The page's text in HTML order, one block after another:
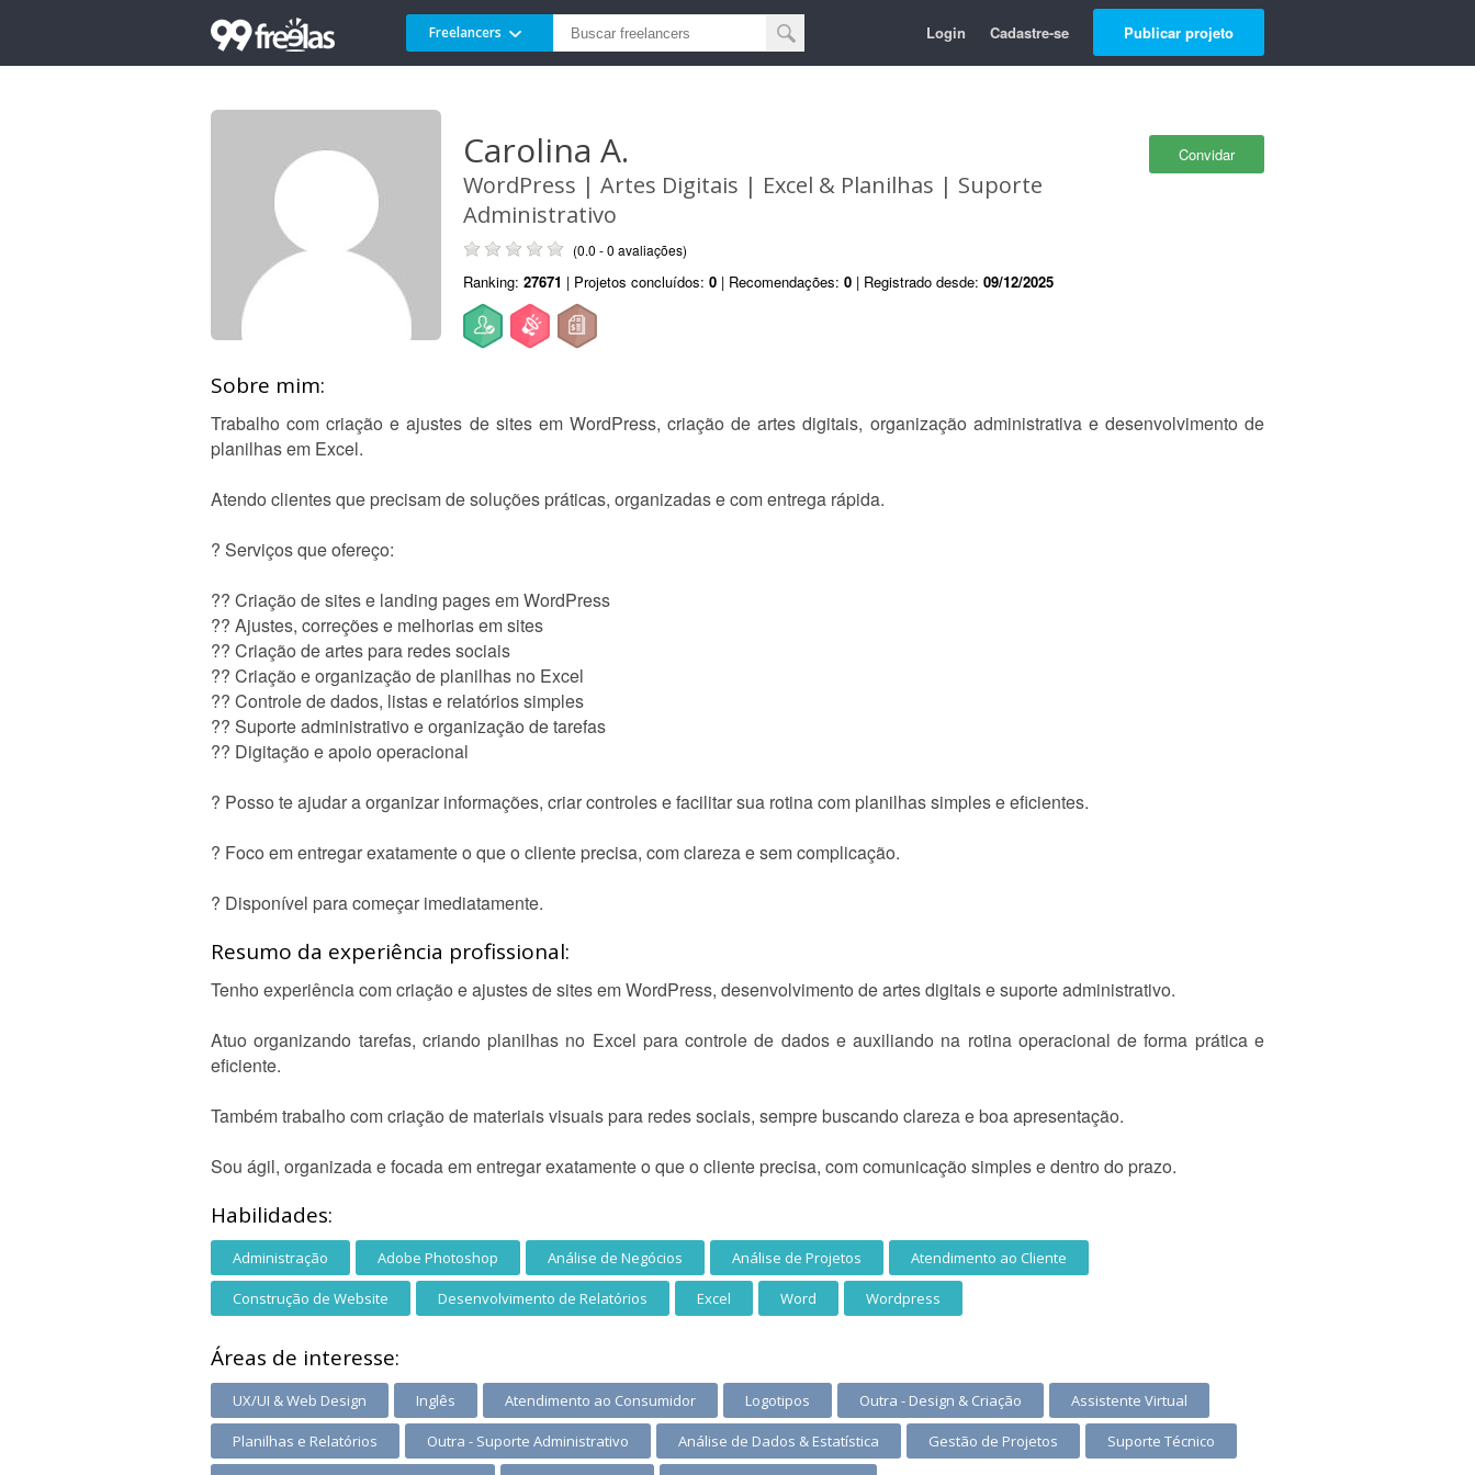
Freelancers Login Cadastre-se Publicar projeto
Convidar
Carolina A.
WordPress | Artes Digitais | Excel & Planilhas | Suporte
Administrativo
(0.0 - 0 avaliações)
Ranking: 27671 | Projetos concluídos: 0 | Recomendações: 0 | Registrado desde: 09/12/2025
Sobre mim:
Trabalho com criação e ajustes de sites em WordPress, criação de artes digitais, organização administrativa e desenvolvimento de
planilhas em Excel.
Atendo clientes que precisam de soluções práticas, organizadas e com entrega rápida.
? Serviços que ofereço:
?? Criação de sites e landing pages em WordPress
?? Ajustes, correções e melhorias em sites
?? Criação de artes para redes sociais
?? Criação e organização de planilhas no Excel
?? Controle de dados, listas e relatórios simples
?? Suporte administrativo e organização de tarefas
?? Digitação e apoio operacional
? Posso te ajudar a organizar informações, criar controles e facilitar sua rotina com planilhas simples e eficientes.
? Foco em entregar exatamente o que o cliente precisa, com clareza e sem complicação.
? Disponível para começar imediatamente.
Resumo da experiência profissional:
Tenho experiência com criação e ajustes de sites em WordPress, desenvolvimento de artes digitais e suporte administrativo.
Atuo organizando tarefas, criando planilhas no Excel para controle de dados e auxiliando na rotina operacional de forma prática e
eficiente.
Também trabalho com criação de materiais visuais para redes sociais, sempre buscando clareza e boa apresentação.
Sou ágil, organizada e focada em entregar exatamente o que o cliente precisa, com comunicação simples e dentro do prazo.
Habilidades:
Administração Adobe Photoshop Análise de Negócios Análise de Projetos Atendimento ao Cliente
Construção de Website Desenvolvimento de Relatórios Excel Word Wordpress
Áreas de interesse:
UX/UI & Web Design Inglês Atendimento ao Consumidor Logotipos Outra - Design & Criação Assistente Virtual
Planilhas e Relatórios Outra - Suporte Administrativo Análise de Dados & Estatística Gestão de Projetos Suporte Técnico